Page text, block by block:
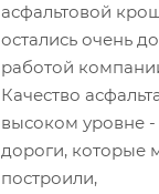
асфальтовой
остались очень
работой
Качество
высоком уровне -
дороги, которые
построили,